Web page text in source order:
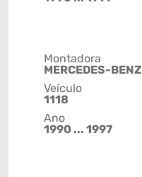
Montadora
MERCEDES-BENZ
Veículo
1118
Ano
1990 ... 1997